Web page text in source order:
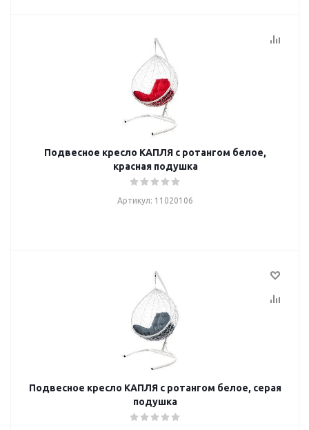
Подвесное кресло КАПЛЯ с ротангом белое,
красная подушка
Артикул: 11020106
Подвесное кресло КАПЛЯ с ротангом белое, серая
подушка